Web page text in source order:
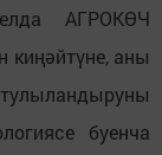
АГРОКӨЧ
киңәйтүне, аны
буенча